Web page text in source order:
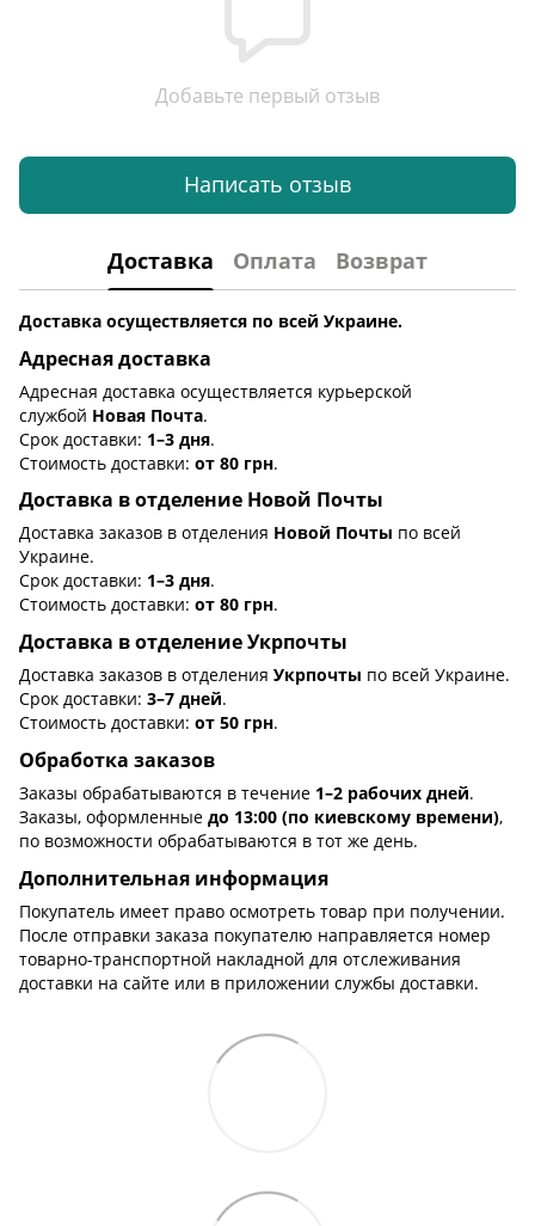
Добавьте первый отзыв
Написать отзыв
Доставка Оплата Возврат
Доставка осуществляется по всей Украине.
Адресная доставка
Адресная доставка осуществляется курьерской
службой Новая Почта.
Срок доставки: 1–3 дня.
Стоимость доставки: от 80 грн.
Доставка в отделение Новой Почты
Доставка заказов в отделения Новой Почты по всей
Украине.
Срок доставки: 1–3 дня.
Стоимость доставки: от 80 грн.
Доставка в отделение Укрпочты
Доставка заказов в отделения Укрпочты по всей Украине.
Срок доставки: 3–7 дней.
Стоимость доставки: от 50 грн.
Обработка заказов
Заказы обрабатываются в течение 1–2 рабочих дней.
Заказы, оформленные до 13:00 (по киевскому времени),
по возможности обрабатываются в тот же день.
Дополнительная информация
Покупатель имеет право осмотреть товар при получении.
После отправки заказа покупателю направляется номер
товарно-транспортной накладной для отслеживания
доставки на сайте или в приложении службы доставки.